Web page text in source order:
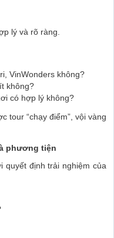
lý và rõ ràng.
VinWonders không?
không?
có hợp lý không?
tour “chạy điểm”, vội vàng
phương tiện
định trải nghiệm của